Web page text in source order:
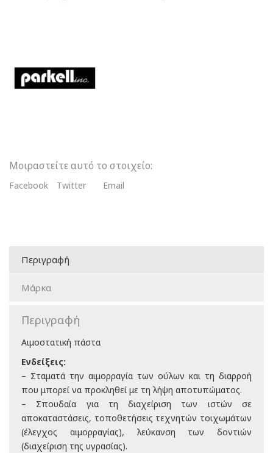
Μοιραστείτε αυτό το στοιχείο:
Facebook Twitter Email
Περιγραφή
Μάρκα
Περιγραφή
Αιμοστατική πάστα
Ενδείξεις:
– Σταματά την αιμορραγία των ούλων και τη διαρροή
που μπορεί να προκληθεί με τη λήψη αποτυπώματος.
– Σπουδαία για τη διαχείριση των ιστών σε
αποκαταστάσεις, τοποθετήσεις τεχνητών τοιχωμάτων
(έλεγχος αιμορραγίας), λεύκανση των δοντιών
(διαχείριση της υγρασίας).